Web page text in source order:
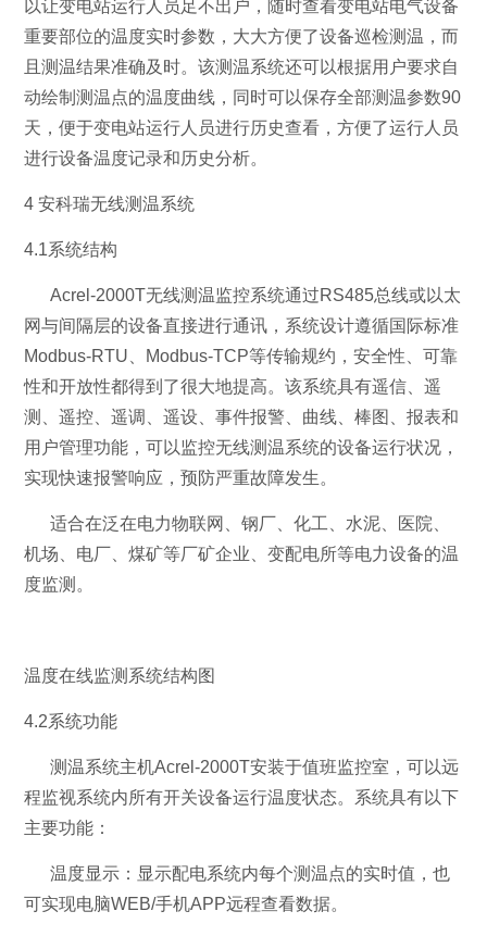
以让变电站运行人员足不出户，随时查看变电站电气设备
重要部位的温度实时参数，大大方便了设备巡检测温，而
且测温结果准确及时。该测温系统还可以根据用户要求自
动绘制测温点的温度曲线，同时可以保存全部测温参数90
天，便于变电站运行人员进行历史查看，方便了运行人员
进行设备温度记录和历史分析。
4 安科瑞无线测温系统
4.1系统结构
Acrel-2000T无线测温监控系统通过RS485总线或以太
网与间隔层的设备直接进行通讯，系统设计遵循国际标准
Modbus-RTU、Modbus-TCP等传输规约，安全性、可靠
性和开放性都得到了很大地提高。该系统具有遥信、遥
测、遥控、遥调、遥设、事件报警、曲线、棒图、报表和
用户管理功能，可以监控无线测温系统的设备运行状况，
实现快速报警响应，预防严重故障发生。
适合在泛在电力物联网、钢厂、化工、水泥、医院、
机场、电厂、煤矿等厂矿企业、变配电所等电力设备的温
度监测。
温度在线监测系统结构图
4.2系统功能
测温系统主机Acrel-2000T安装于值班监控室，可以远
程监视系统内所有开关设备运行温度状态。系统具有以下
主要功能：
温度显示：显示配电系统内每个测温点的实时值，也
可实现电脑WEB/手机APP远程查看数据。